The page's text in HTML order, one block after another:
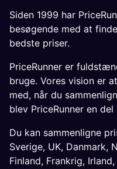
Siden 1999 har
besøgende med at
bedste priser.
PriceRunner er
bruge. Vores vision er
med, når du
blev PriceRunner en del
Du kan sammenligne
Sverige, UK, Danmark,
Finland, Frankrig, Irland,